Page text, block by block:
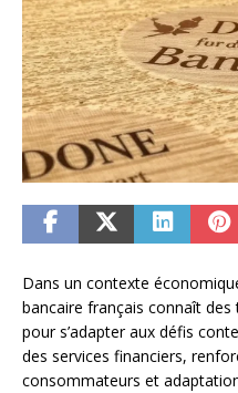
Dans un contexte
bancaire français connaît
pour s’adapter aux défis
des services financiers,
consommateurs et